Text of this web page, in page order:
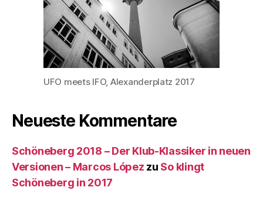
UFO meets IFO, Alexanderplatz 2017
Neueste Kommentare
Schöneberg 2018 – Der Klub-Klassiker in neuen
Versionen – Marcos López zu So klingt
Schöneberg in 2017